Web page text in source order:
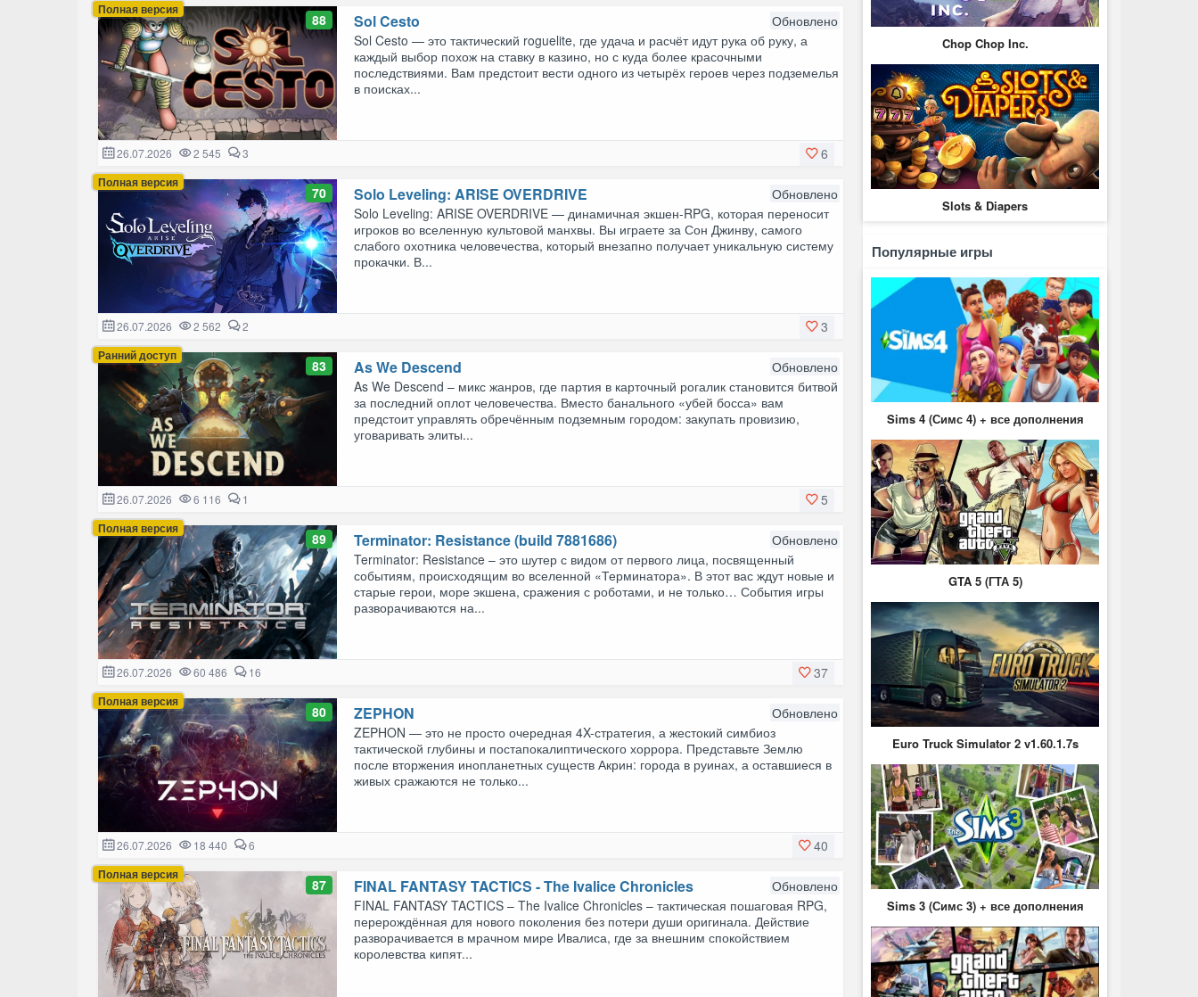
Полная версия
88 Sol Cesto
Обновлено
Sol Cesto — это тактический roguelite, где удача и расчёт идут рука об руку, а
каждый выбор похож на ставку в казино, но с куда более красочными
последствиями. Вам предстоит вести одного из четырёх героев через подземелья
в поисках...
6
26.07.2026 2 545 3
Полная версия
70 Solo Leveling: ARISE OVERDRIVE
Обновлено
Solo Leveling: ARISE OVERDRIVE — динамичная экшен-RPG, которая переносит
игроков во вселенную культовой манхвы. Вы играете за Сон Джинву, самого
слабого охотника человечества, который внезапно получает уникальную систему
прокачки. В...
3
26.07.2026 2 562 2
Ранний доступ
83 As We Descend
Обновлено
As We Descend – микс жанров, где партия в карточный рогалик становится битвой
за последний оплот человечества. Вместо банального «убей босса» вам
предстоит управлять обречённым подземным городом: закупать провизию,
уговаривать элиты...
5
26.07.2026 6 116 1
Полная версия
89 Terminator: Resistance (build 7881686)
Обновлено
Terminator: Resistance – это шутер с видом от первого лица, посвященный
событиям, происходящим во вселенной «Терминатора». В этот вас ждут новые и
старые герои, море экшена, сражения с роботами, и не только… События игры
разворачиваются на...
37
26.07.2026 60 486 16
Полная версия
80 ZEPHON
Обновлено
ZEPHON — это не просто очередная 4X-стратегия, а жестокий симбиоз
тактической глубины и постапокалиптического хоррора. Представьте Землю
после вторжения инопланетных существ Акрин: города в руинах, а оставшиеся в
живых сражаются не только...
40
26.07.2026 18 440 6
Полная версия
87 FINAL FANTASY TACTICS - The Ivalice Chronicles
Обновлено
FINAL FANTASY TACTICS – The Ivalice Chronicles – тактическая пошаговая RPG,
перерождённая для нового поколения без потери души оригинала. Действие
разворачивается в мрачном мире Ивалиса, где за внешним спокойствием
королевства кипят...
Chop Chop Inc.
Slots & Diapers
Популярные игры
Sims 4 (Симс 4) + все дополнения
GTA 5 (ГТА 5)
Euro Truck Simulator 2 v1.60.1.7s
Sims 3 (Симс 3) + все дополнения